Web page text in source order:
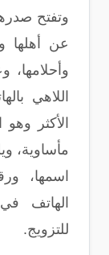
وتفتح
عن أهلها
وأحلامها،
اللاهي
الأكثر
مأساوية،
اسمها،
الهاتف
للتزويج.